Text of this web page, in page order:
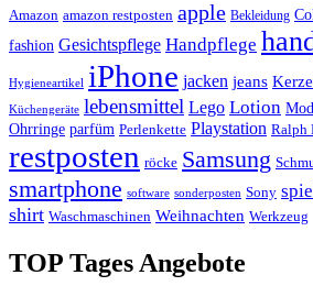
Amazon amazon restposten apple Bekleidung
fashion Gesichtspflege Handpflege
Hygieneartikel iPhone jacken jeans
Küchengeräte lebensmittel Lego Lotion
Ohrringe parfüm Perlenkette Playstation Ralph
restposten röcke Samsung
smartphone software sonderposten Sony
shirt Waschmaschinen Weihnachten Werkzeug
TOP Tages Angebote